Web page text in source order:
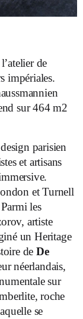
de
impériales.
sur 464 m2
parisien
et artisans
et Turnell
les
artiste
un Heritage
de De
néerlandais,
sur
roche
se